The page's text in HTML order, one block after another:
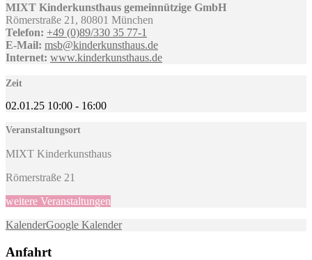
MIXT Kinderkunsthaus gemeinnützige GmbH
Römerstraße 21, 80801 München
Telefon: +49 (0)89/330 35 77-1
E-Mail: msb@kinderkunsthaus.de
Internet: www.kinderkunsthaus.de
Zeit
02.01.25 10:00 - 16:00
Veranstaltungsort
MIXT Kinderkunsthaus
Römerstraße 21
weitere Veranstaltungen
KalenderGoogle Kalender
Anfahrt